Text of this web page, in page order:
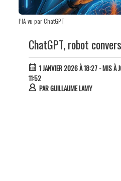
l’IA vu par ChatGPT
ChatGPT, robot
1 JANVIER 2026 À 18:27- MIS À
11:52
PARGUILLAUME LAMY